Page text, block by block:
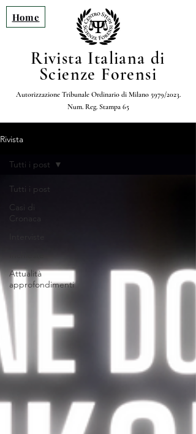
Home
Rivista Italiana di
Scienze Forensi
Autorizzazione Tribunale Ordinario di Milano 5979/2023.
Num. Reg. Stampa 65
Rivista
Tutti i post
Casi di
Cronaca
Attualità
approfondimenti
Tutti i post